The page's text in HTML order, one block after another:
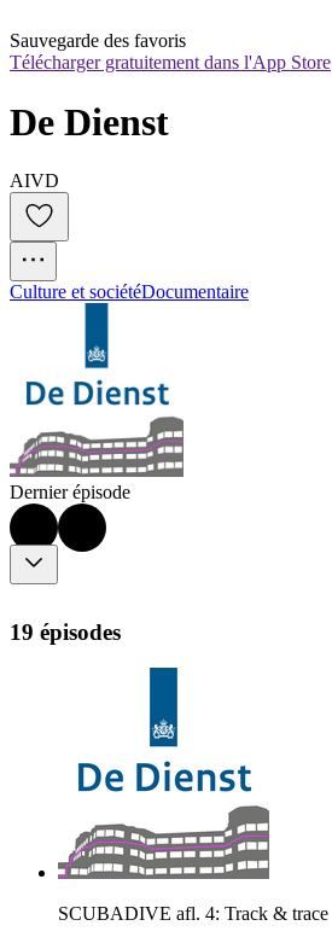
Sauvegarde des favoris
Télécharger gratuitement dans l'App Store
De Dienst
AIVD
Culture et sociétéDocumentaire
Dernier épisode
19 épisodes
SCUBADIVE afl. 4: Track & trace